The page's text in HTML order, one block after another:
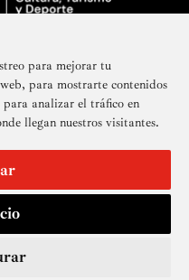
para mejorar tu
para mostrarte contenidos
para analizar el tráfico en
llegan nuestros visitantes.
newsletter
de imagen
Cookies